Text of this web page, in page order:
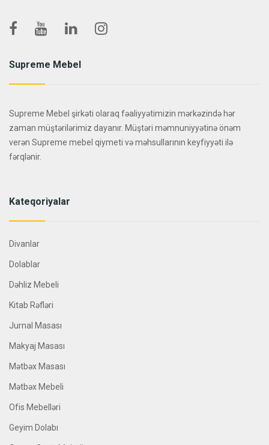
Supreme Mebel
Supreme Mebel şirkəti olaraq fəaliyyətimizin mərkəzində hər
zaman müştərilərimiz dayanır. Müştəri məmnuniyyətinə önəm
verən Supreme mebel qiymeti və məhsullarının keyfiyyəti ilə
fərqlənir.
Kateqoriyalar
Divanlar
Dolablar
Dəhliz Mebeli
Kitab Rəfləri
Jurnal Masası
Makyaj Masası
Mətbəx Masası
Mətbəx Mebeli
Ofis Mebelləri
Geyim Dolabı